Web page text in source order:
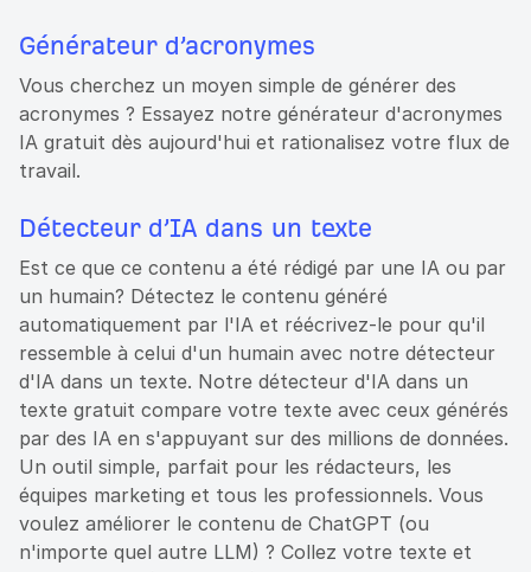
Générateur d’acronymes
Vous cherchez un moyen simple de générer des
acronymes ? Essayez notre générateur d'acronymes
IA gratuit dès aujourd'hui et rationalisez votre flux de
travail.
Détecteur d’IA dans un texte
Est ce que ce contenu a été rédigé par une IA ou par
un humain? Détectez le contenu généré
automatiquement par l'IA et réécrivez-le pour qu'il
ressemble à celui d'un humain avec notre détecteur
d'IA dans un texte. Notre détecteur d'IA dans un
texte gratuit compare votre texte avec ceux générés
par des IA en s'appuyant sur des millions de données.
Un outil simple, parfait pour les rédacteurs, les
équipes marketing et tous les professionnels. Vous
voulez améliorer le contenu de ChatGPT (ou
n'importe quel autre LLM) ? Collez votre texte et